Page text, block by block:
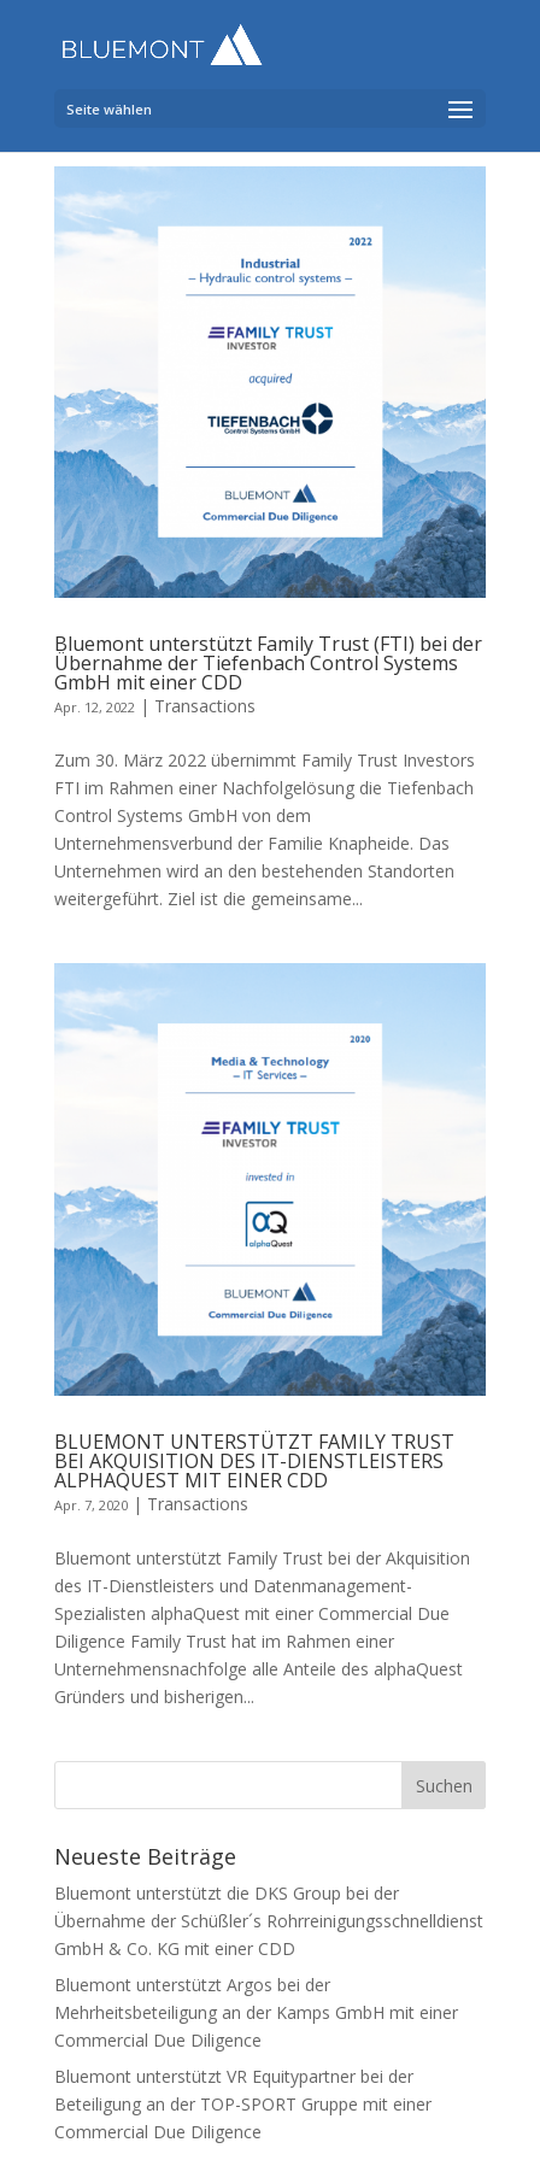
Seite wählen
Bluemont unterstützt Family Trust (FTI) bei der
Übernahme der Tiefenbach Control Systems
GmbH mit einer CDD
Apr. 12, 2022| Transactions
Zum 30. März 2022 übernimmt Family Trust Investors
FTI im Rahmen einer Nachfolgelösung die Tiefenbach
Control Systems GmbH von dem
Unternehmensverbund der Familie Knapheide. Das
Unternehmen wird an den bestehenden Standorten
weitergeführt. Ziel ist die gemeinsame...
BLUEMONT UNTERSTÜTZT FAMILY TRUST
BEI AKQUISITION DES IT-DIENSTLEISTERS
ALPHAQUEST MIT EINER CDD
Apr. 7, 2020| Transactions
Bluemont unterstützt Family Trust bei der Akquisition
des IT-Dienstleisters und Datenmanagement-
Spezialisten alphaQuest mit einer Commercial Due
Diligence Family Trust hat im Rahmen einer
Unternehmens­nachfolge alle Anteile des alphaQuest
Gründers und bisherigen...
Neueste Beiträge
Bluemont unterstützt die DKS Group bei der
Übernahme der Schüßler´s Rohrreinigungsschnelldienst
GmbH & Co. KG mit einer CDD
Bluemont unterstützt Argos bei der
Mehrheitsbeteiligung an der Kamps GmbH mit einer
Commercial Due Diligence
Bluemont unterstützt VR Equitypartner bei der
Beteiligung an der TOP-SPORT Gruppe mit einer
Commercial Due Diligence